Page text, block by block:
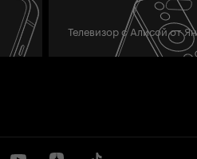
Телевизор с Алисой от